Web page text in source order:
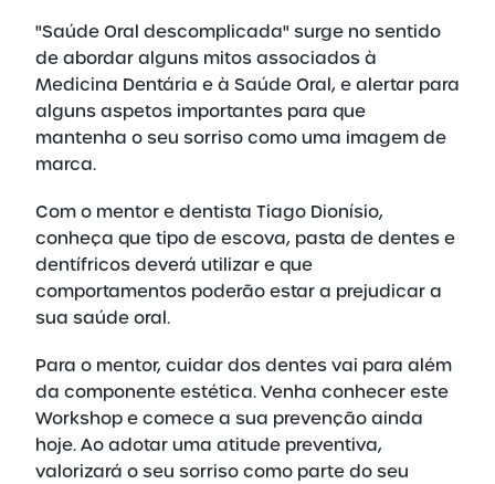
"Saúde Oral descomplicada" surge no sentido
de abordar alguns mitos associados à
Medicina Dentária e à Saúde Oral, e alertar para
alguns aspetos importantes para que
mantenha o seu sorriso como uma imagem de
marca.
Com o mentor e dentista Tiago Dionísio,
conheça que tipo de escova, pasta de dentes e
dentífricos deverá utilizar e que
comportamentos poderão estar a prejudicar a
sua saúde oral.
Para o mentor, cuidar dos dentes vai para além
da componente estética. Venha conhecer este
Workshop e comece a sua prevenção ainda
hoje. Ao adotar uma atitude preventiva,
valorizará o seu sorriso como parte do seu